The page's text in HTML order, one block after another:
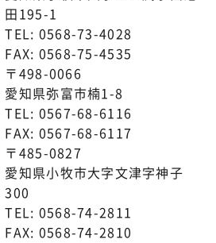
田195-1
TEL: 0568-73-4028
FAX: 0568-75-4535
〒498-0066
愛知県弥富市楠1-8
TEL: 0567-68-6116
FAX: 0567-68-6117
〒485-0827
愛知県小牧市大字文津字神子
300
TEL: 0568-74-2811
FAX: 0568-74-2810